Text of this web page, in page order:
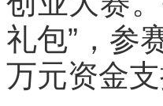
礼包”，参
万元资金支